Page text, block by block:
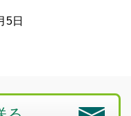
5日